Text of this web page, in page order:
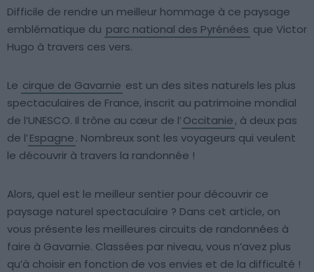
Difficile de rendre un meilleur hommage à ce paysage
emblématique du parc national des Pyrénées que Victor
Hugo à travers ces vers.
Le cirque de Gavarnie est un des sites naturels les plus
spectaculaires de France, inscrit au patrimoine mondial
de l’UNESCO. Il trône au cœur de l’Occitanie, à deux pas
de l’Espagne. Nombreux sont les voyageurs qui veulent
le découvrir à travers la randonnée !
Alors, quel est le meilleur sentier pour découvrir ce
paysage naturel spectaculaire ? Dans cet article, on
vous présente les meilleures circuits de randonnées à
faire à Gavarnie. Classées par niveau, vous n’avez plus
qu’à choisir en fonction de vos envies et de la difficulté !